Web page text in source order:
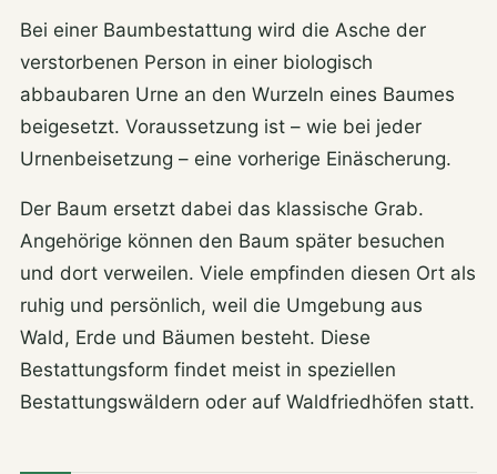
Bei einer Baumbestattung wird die Asche der
verstorbenen Person in einer biologisch
abbaubaren Urne an den Wurzeln eines Baumes
beigesetzt. Voraussetzung ist – wie bei jeder
Urnenbeisetzung – eine vorherige Einäscherung.
Der Baum ersetzt dabei das klassische Grab.
Angehörige können den Baum später besuchen
und dort verweilen. Viele empfinden diesen Ort als
ruhig und persönlich, weil die Umgebung aus
Wald, Erde und Bäumen besteht. Diese
Bestattungsform findet meist in speziellen
Bestattungswäldern oder auf Waldfriedhöfen statt.